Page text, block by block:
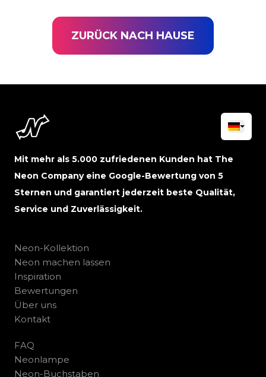
ZURÜCK NACH HAUSE
Mit mehr als 5.000 zufriedenen Kunden hat The
Neon Company eine Google-Bewertung von 5
Sternen und garantiert jederzeit beste Qualität,
Service und Zuverlässigkeit.
Neon-Kollektion
Neon machen lassen
Inspiration
Bewertungen
Über uns
Kontakt
FAQ
Neonlampe
Neon-Buchstaben